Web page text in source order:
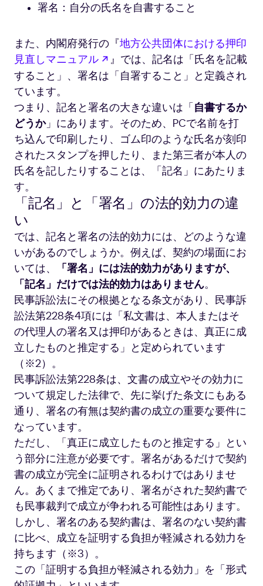
署名：自分の氏名を自書すること
また、内閣府発行の『地方公共団体における押印
見直しマニュアル
新しいタブで開く
』では、記名は「氏名を記載
すること」、署名は「自署すること」と定義され
ています。
つまり、記名と署名の大きな違いは「自書するか
どうか」にあります。そのため、PCで名前を打
ち込んで印刷したり、ゴム印のような氏名が刻印
されたスタンプを押したり、また第三者が本人の
氏名を記したりすることは、「記名」にあたりま
す。
「記名」と「署名」の法的効力の違
い
では、記名と署名の法的効力には、どのような違
いがあるのでしょうか。例えば、契約の場面にお
いては、
「署名」には法的効力がありますが、
「記名」だけでは法的効力はありません。
民事訴訟法にその根拠となる条文があり、民事訴
訟法第228条4項には「私文書は、本人またはそ
の代理人の署名又は押印があるときは、真正に成
立したものと推定する」と定められています
（※2）。
民事訴訟法第228条は、文書の成立やその効力に
ついて規定した法律で、先に挙げた条文にもある
通り、署名の有無は契約書の成立の重要な要件に
なっています。
ただし、「真正に成立したものと推定する」とい
う部分に注意が必要です。署名があるだけで契約
書の成立が完全に証明されるわけではありませ
ん。あくまで推定であり、署名がされた契約書で
も民事裁判で成立が争われる可能性はあります。
しかし、署名のある契約書は、署名のない契約書
に比べ、成立を証明する負担が軽減される効力を
持ちます（※3）。
この「証明する負担が軽減される効力」を「形式